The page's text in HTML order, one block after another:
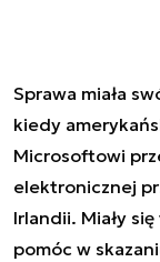
Sprawa miała
kiedy
Microsoftowi
elektronicznej
Irlandii. Miały
pomóc w